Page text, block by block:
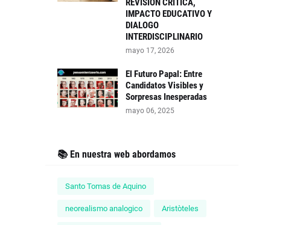
REVISIÓN CRITICA,
IMPACTO EDUCATIVO Y
DIALOGO
INTERDISCIPLINARIO
mayo 17, 2026
El Futuro Papal: Entre
Candidatos Visibles y
Sorpresas Inesperadas
mayo 06, 2025
📚 En nuestra web abordamos
Santo Tomas de Aquino
neorealismo analogico Aristòteles